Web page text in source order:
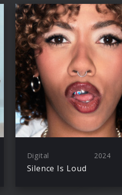
Digital 2024
Silence Is Loud